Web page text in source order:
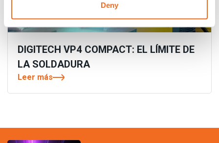
Deny
DIGITECH VP4 COMPACT: EL LÍMITE DE
LA SOLDADURA
Leer más